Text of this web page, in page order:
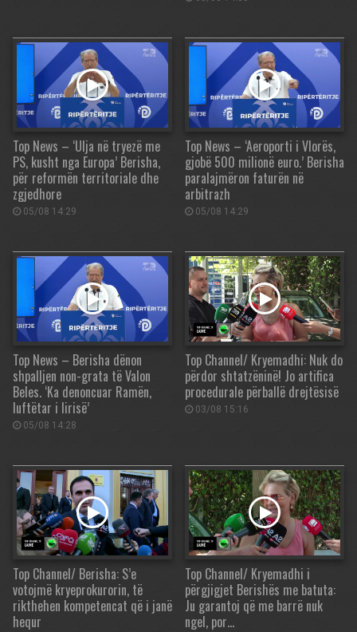
Top News – ‘Ulja në tryezë me
PS, kusht nga Europa’ Berisha,
për reformën territoriale dhe
zgjedhore
05/08 14:29
Top News – ‘Aeroporti i Vlorës,
gjobë 500 milionë euro.’ Berisha
paralajmëron faturën në
arbitrazh
05/08 14:29
Top News – Berisha dënon
shpalljen non-grata të Valon
Beles. ‘Ka denoncuar Ramën,
luftëtar i lirisë’
05/08 14:28
Top Channel/ Kryemadhi: Nuk do
përdor shtatzëninë! Jo artifica
procedurale përballë drejtësisë
03/08 15:16
Top Channel/ Berisha: S’e
votojmë kryeprokurorin, të
rikthehen kompetencat që i janë
hequr
Top Channel/ Kryemadhi i
përgjigjet Berishës me batuta:
Ju garantoj që me barrë nuk
ngel, por…